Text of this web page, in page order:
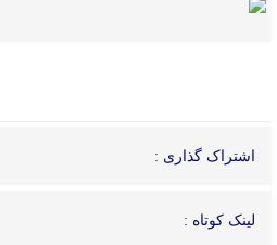
اشتراک گذاری :
لینک کوتاه :